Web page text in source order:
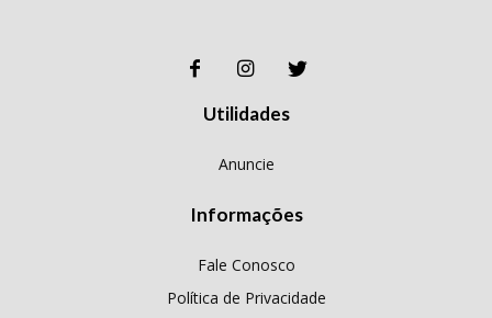
Utilidades
Anuncie
Informações
Fale Conosco
Política de Privacidade